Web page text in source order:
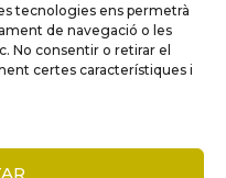
tecnologies ens permetrà
de navegació o les
No consentir o retirar el
certes característiques i
a ©Columna
(0)